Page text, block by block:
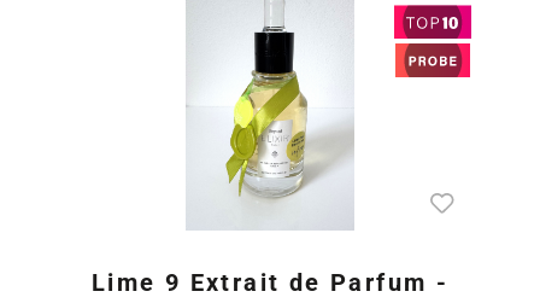
Lime 9 Extrait de Parfum -